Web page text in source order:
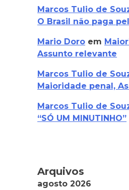
Marcos Tulio de
O Brasil não paga
Mario Doro em
Assunto relevante
Marcos Tulio de
Maioridade penal,
Marcos Tulio de
“SÓ UM MINUTINHO”
Arquivos
agosto 2026